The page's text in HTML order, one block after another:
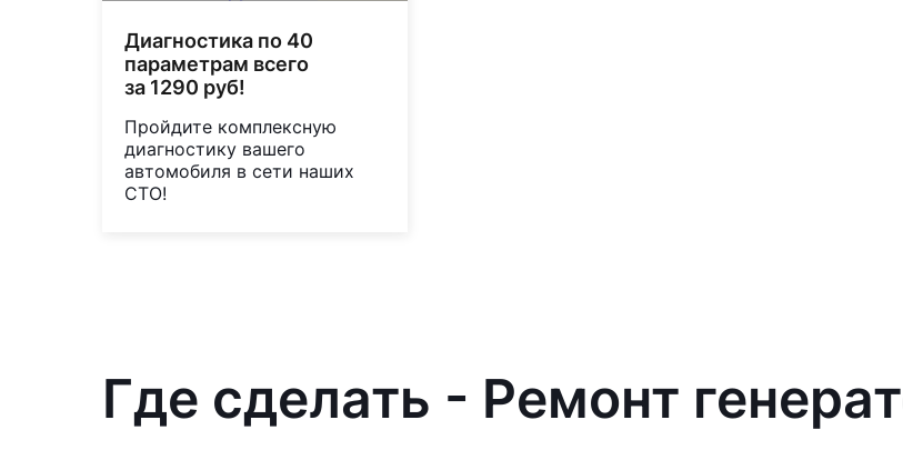
Диагностика по 40
параметрам всего
за 1290 руб!
Пройдите комплексную
диагностику вашего
автомобиля в сети наших
СТО!
Где сделать - Ремонт